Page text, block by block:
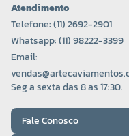
Atendimento
Telefone: (11) 2692-2901
Whatsapp: (11) 98222-3399
Email:
Seg a sexta das 8 as 17:30.
Fale Conosco